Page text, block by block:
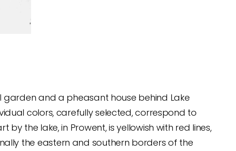
garden and a pheasant house behind Lake
colors, carefully selected, correspond to
the lake, in Prowent, is yellowish with red lines,
the eastern and southern borders of the